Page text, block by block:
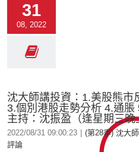
31
08, 2022
沈大師講投資：1.美股熊市
3.個別港股走勢分析 4.通
主持：沈振盈（逢星期三晚
2022/08/31 09:00:23 (第28季) 沈大
評論